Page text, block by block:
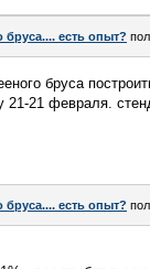
бруса.... есть опыт?
бруса
21-21 февраля.
бруса.... есть опыт?